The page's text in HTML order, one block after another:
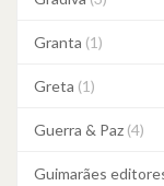
Granta (1)
Greta (1)
Guerra & Paz (4)
Guimarães